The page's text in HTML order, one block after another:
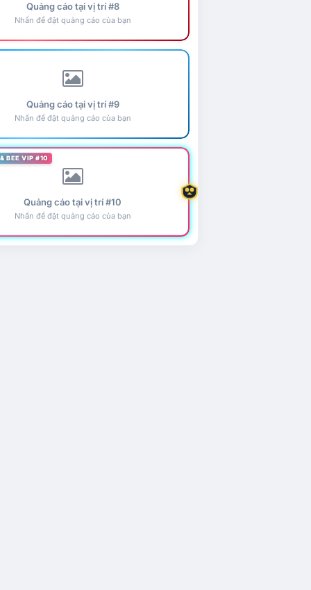
Quảng cáo tại vị trí #8
Nhấn để đặt quảng cáo của bạn
Quảng cáo tại vị trí #9
Nhấn để đặt quảng cáo của bạn
BEE VIP #10
Quảng cáo tại vị trí #10
Nhấn để đặt quảng cáo của bạn